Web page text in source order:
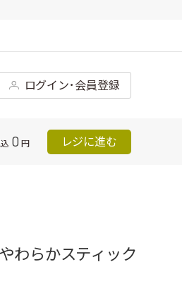
ログイン･会員登録
0 円 レジに進む
らかスティック